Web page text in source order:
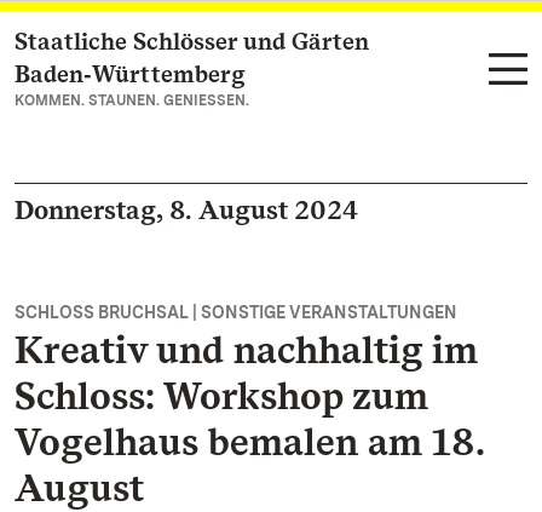
Zum Hauptinhalt springen
Staatliche Schlösser und Gärten
Baden‑Württemberg
KOMMEN. STAUNEN. GENIESSEN.
Donnerstag, 8. August 2024
SCHLOSS BRUCHSAL | SONSTIGE VERANSTALTUNGEN
Kreativ und nachhaltig im
Schloss: Workshop zum
Vogelhaus bemalen am 18.
August